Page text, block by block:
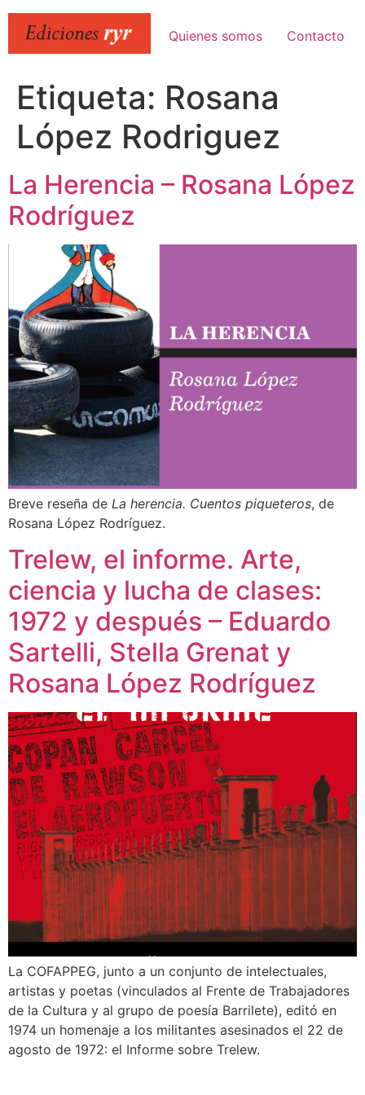
contenido
Quienes somos Contacto
Etiqueta: Rosana
López Rodriguez
La Herencia – Rosana López
Rodríguez
Breve reseña de La herencia. Cuentos piqueteros, de
Rosana López Rodríguez.
Trelew, el informe. Arte,
ciencia y lucha de clases:
1972 y después – Eduardo
Sartelli, Stella Grenat y
Rosana López Rodríguez
La COFAPPEG, junto a un conjunto de intelectuales,
artistas y poetas (vinculados al Frente de Trabajadores
de la Cultura y al grupo de poesía Barrilete), editó en
1974 un homenaje a los militantes asesinados el 22 de
agosto de 1972: el Informe sobre Trelew.